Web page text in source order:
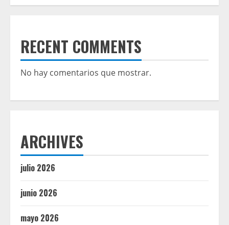
RECENT COMMENTS
No hay comentarios que mostrar.
ARCHIVES
julio 2026
junio 2026
mayo 2026